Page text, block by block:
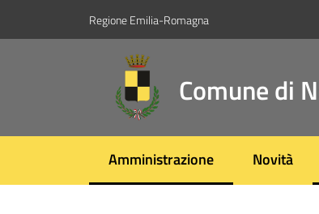
Regione Emilia-Romagna
Comune di
Amministrazione
Menu selezionato Novità